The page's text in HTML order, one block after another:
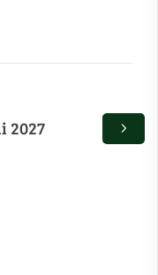
2027